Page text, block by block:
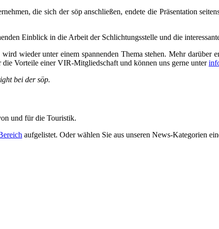
die sich der söp anschließen, endete die Präsentation
Einblick in die Arbeit der Schlichtungsstelle und die
wieder unter einem spannenden Thema stehen. Mehr
Vorteile einer VIR-Mitgliedschaft und können uns gerne unter
bei der söp.
und für die Touristik.
aufgelistet. Oder wählen Sie aus unseren News-Kategorien